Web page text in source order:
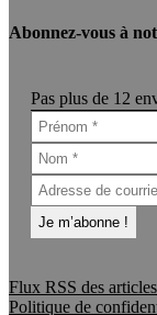
Abonnez-vous à
Pas plus de 12
Flux RSS des
Politique de